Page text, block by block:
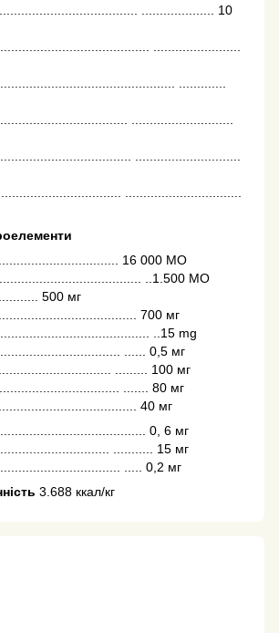
.................... 10
........................
.............
............................
.............................
................................
16 000 МО
..1.500 МО
500 мг
700 мг
..15 mg
...... 0,5 мг
......... 100 мг
....... 80 мг
40 мг
0, 6 мг
........... 15 мг
..... 0,2 мг
3.688 ккал/кг